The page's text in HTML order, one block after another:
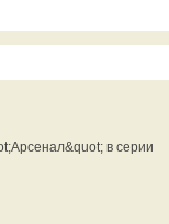
в серии